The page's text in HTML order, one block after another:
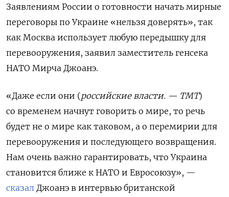
Заявлениям России о готовности начать мирные
переговоры по Украине «нельзя доверять», так
как Москва использует любую передышку для
перевооружения, заявил заместитель генсека
НАТО Мирча Джоанэ.
«Даже если они (российские власти. — ТМТ)
со временем начнут говорить о мире, то речь
будет не о мире как таковом, а о перемирии для
перевооружения и последующего возвращения.
Нам очень важно гарантировать, что Украина
становится ближе к НАТО и Евросоюзу», —
сказал Джоанэ в интервью британской